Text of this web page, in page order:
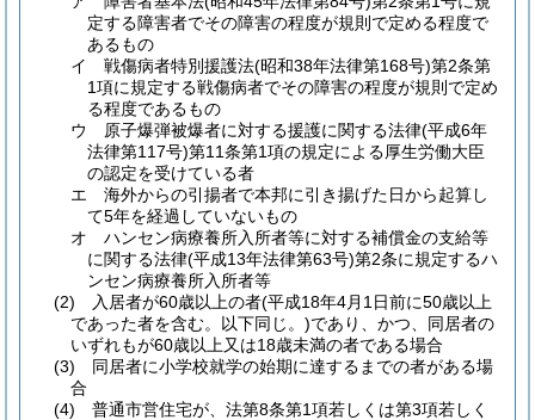
定する障害者でその障害の程度が規則で定める程度で
あるもの
イ
戦傷病者特別援護法(昭和38年法律第168号)第2条第
1項に規定する戦傷病者でその障害の程度が規則で定め
る程度であるもの
ウ
原子爆弾被爆者に対する援護に関する法律(平成6年
法律第117号)第11条第1項の規定による厚生労働大臣
の認定を受けている者
エ
海外からの引揚者で本邦に引き揚げた日から起算し
て5年を経過していないもの
オ
ハンセン病療養所入所者等に対する補償金の支給等
に関する法律(平成13年法律第63号)第2条に規定するハ
ンセン病療養所入所者等
(2)
入居者が60歳以上の者(平成18年4月1日前に50歳以上
であった者を含む。以下同じ。)であり、かつ、同居者の
いずれもが60歳以上又は18歳未満の者である場合
(3)
同居者に小学校就学の始期に達するまでの者がある場
合
(4)
普通市営住宅が、法第8条第1項若しくは第3項若しく